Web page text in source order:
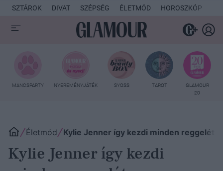
SZTÁROK DIVAT SZÉPSÉG ÉLETMÓD HOROSZKÓP
MANCSPARTY NYEREMÉNYJÁTÉK SYOSS TAROT
GLAMOUR
20
Életmód Kylie Jenner így kezdi minden reggelét
Kylie Jenner így kezdi